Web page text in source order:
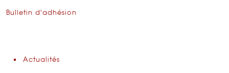
Bulletin d'adhésion
Actualités